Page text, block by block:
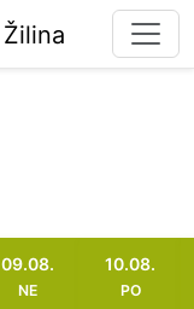
09.08.
NE
10.08.
PO